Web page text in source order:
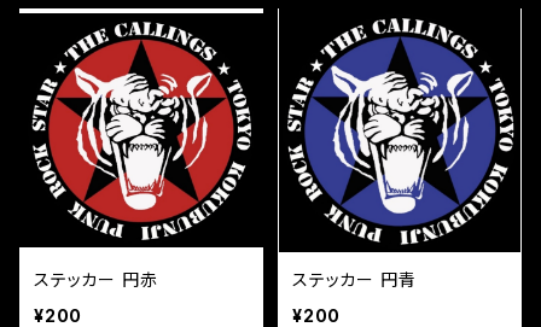
ステッカー 円赤
¥200
ステッカー 円青
¥200